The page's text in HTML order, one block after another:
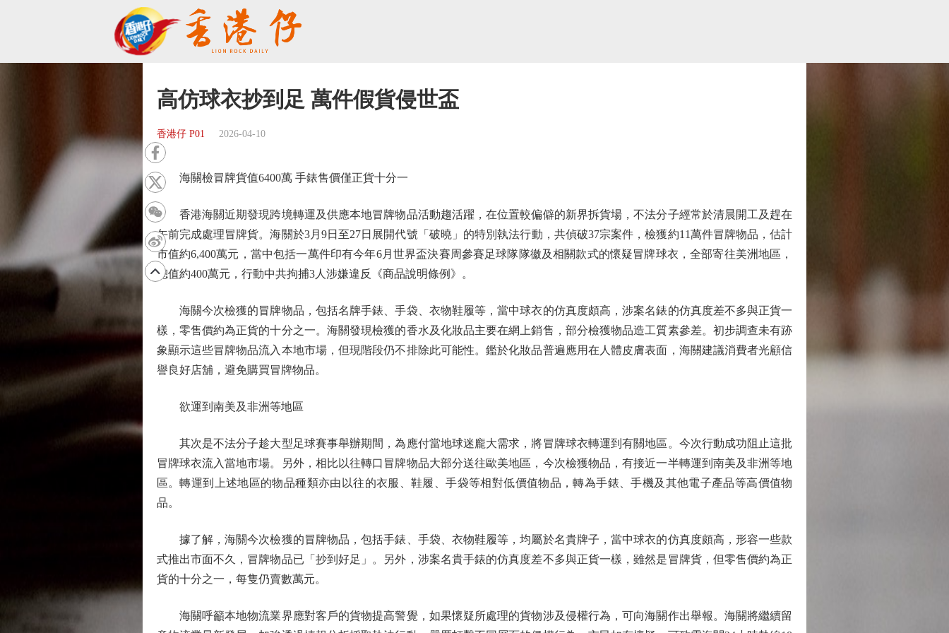
高仿球衣抄到足 萬件假貨侵世盃
香港仔 P01 2026-04-10
海關檢冒牌貨值6400萬 手錶售價僅正貨十分一
香港海關近期發現跨境轉運及供應本地冒牌物品活動趨活躍，在位置較偏僻的新界拆貨場，不法分子經常於清晨開工及趕在
午前完成處理冒牌貨。海關於3月9日至27日展開代號「破曉」的特別執法行動，共偵破37宗案件，檢獲約11萬件冒牌物品，估計
市值約6,400萬元，當中包括一萬件印有今年6月世界盃決賽周參賽足球隊隊徽及相關款式的懷疑冒牌球衣，全部寄往美洲地區，
總值約400萬元，行動中共拘捕3人涉嫌違反《商品說明條例》。
海關今次檢獲的冒牌物品，包括名牌手錶、手袋、衣物鞋履等，當中球衣的仿真度頗高，涉案名錶的仿真度差不多與正貨一
樣，零售價約為正貨的十分之一。海關發現檢獲的香水及化妝品主要在網上銷售，部分檢獲物品造工質素參差。初步調查未有跡
象顯示這些冒牌物品流入本地市場，但現階段仍不排除此可能性。鑑於化妝品普遍應用在人體皮膚表面，海關建議消費者光顧信
譽良好店舖，避免購買冒牌物品。
欲運到南美及非洲等地區
其次是不法分子趁大型足球賽事舉辦期間，為應付當地球迷龐大需求，將冒牌球衣轉運到有關地區。今次行動成功阻止這批
冒牌球衣流入當地市場。另外，相比以往轉口冒牌物品大部分送往歐美地區，今次檢獲物品，有接近一半轉運到南美及非洲等地
區。轉運到上述地區的物品種類亦由以往的衣服、鞋履、手袋等相對低價值物品，轉為手錶、手機及其他電子產品等高價值物
品。
據了解，海關今次檢獲的冒牌物品，包括手錶、手袋、衣物鞋履等，均屬於名貴牌子，當中球衣的仿真度頗高，形容一些款
式推出市面不久，冒牌物品已「抄到好足」。另外，涉案名貴手錶的仿真度差不多與正貨一樣，雖然是冒牌貨，但零售價約為正
貨的十分之一，每隻仍賣數萬元。
海關呼籲本地物流業界應對客戶的貨物提高警覺，如果懷疑所處理的貨物涉及侵權行為，可向海關作出舉報。海關將繼續留